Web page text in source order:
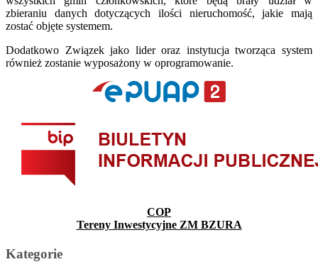
zbieraniu danych dotyczących ilości nieruchomość, jakie mają
zostać objęte systemem.
Dodatkowo Związek jako lider oraz instytucja tworząca system
również zostanie wyposażony w oprogramowanie.
COP
Tereny Inwestycyjne ZM BZURA
Kategorie